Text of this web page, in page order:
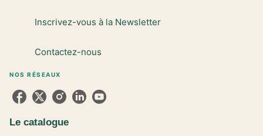
Inscrivez-vous à la Newsletter
Contactez-nous
NOS RÉSEAUX
Le catalogue